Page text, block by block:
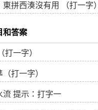
東拼西湊沒有用 （打一字）
和答案
打一字）
打一字）
流 提示：打字一